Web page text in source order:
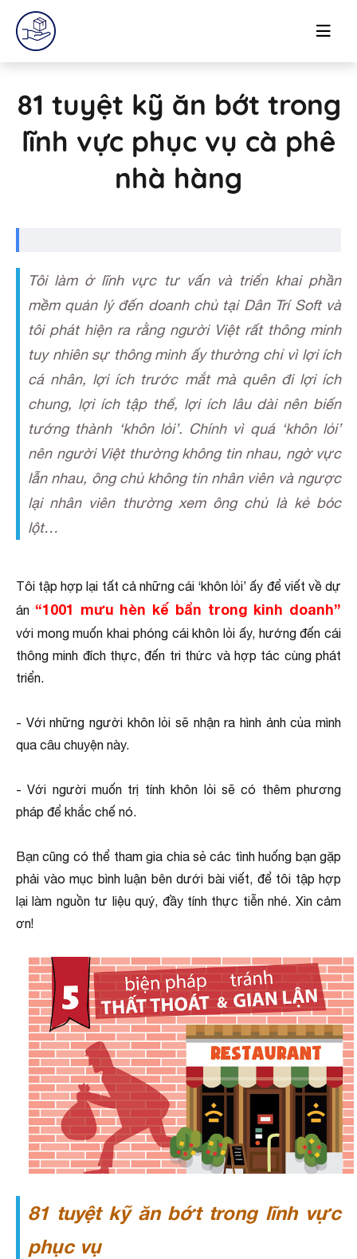
81 tuyệt kỹ ăn bớt trong
lĩnh vực phục vụ cà phê
nhà hàng
Tôi làm ở lĩnh vực tư vấn và triển khai phần
mềm quản lý đến doanh chủ tại Dân Trí Soft và
tôi phát hiện ra rằng người Việt rất thông minh
tuy nhiên sự thông minh ấy thường chỉ vì lợi ích
cá nhân, lợi ích trước mắt mà quên đi lợi ích
chung, lợi ích tập thể, lợi ích lâu dài nên biến
tướng thành ‘khôn lỏi’. Chính vì quá ‘khôn lỏi’
nên người Việt thường không tin nhau, ngờ vực
lẫn nhau, ông chủ không tin nhân viên và ngược
lại nhân viên thường xem ông chủ là kẻ bóc
lột…
Tôi tập hợp lại tất cả những cái ‘khôn lỏi’ ấy để viết về dự
án “1001 mưu hèn kế bẩn trong kinh doanh”
với mong muốn khai phóng cái khôn lỏi ấy, hướng đến cái
thông minh đích thực, đến tri thức và hợp tác cùng phát
triển.
- Với những người khôn lỏi sẽ nhận ra hình ảnh của mình
qua câu chuyện này.
- Với người muốn trị tính khôn lỏi sẽ có thêm phương
pháp để khắc chế nó.
Bạn cũng có thể tham gia chia sẻ các tình huống bạn gặp
phải vào mục bình luận bên dưới bài viết, để tôi tập hợp
lại làm nguồn tư liệu quý, đầy tính thực tiễn nhé. Xin cảm
ơn!
81 tuyệt kỹ ăn bớt trong lĩnh vực
phục vụ